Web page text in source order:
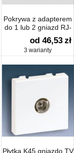
Pokrywa z adapterem
do 1 lub 2 gniazd RJ-
45 lub RJ-11/12
od 46,53 zł
3 warianty
Płytka K45 gniazdo TV